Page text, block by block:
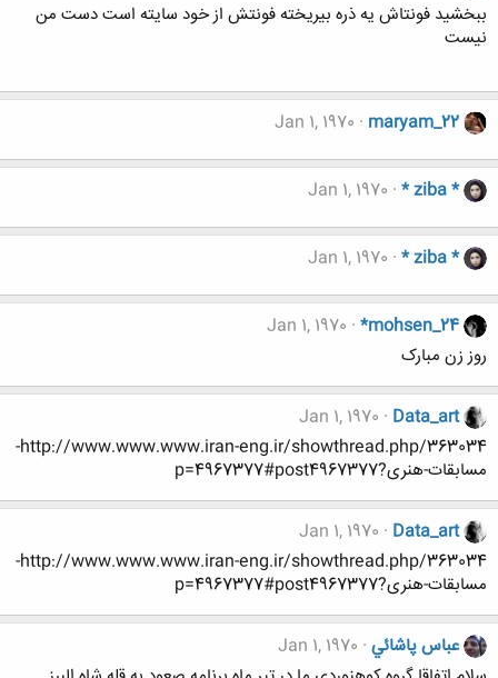
ببخشيد فونتاش يه ذره بيريخته فونتش از خود سايته است دست من
نيست
maryam_22
Jan 1, 1970
* ziba *
Jan 1, 1970
* ziba *
Jan 1, 1970
*mohsen_24
Jan 1, 1970
روز زن مبارک
Data_art
Jan 1, 1970
http://www.www.www.iran-eng.ir/showthread.php/363034-
مسابقات-هنری?p=4967377#post4967377
Data_art
Jan 1, 1970
http://www.www.www.iran-eng.ir/showthread.php/363034-
مسابقات-هنری?p=4967377#post4967377
عباس پاشائي Jan 1, 1970